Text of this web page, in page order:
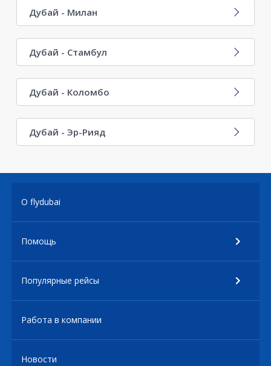
Дубай - Милан
Дубай - Стамбул
Дубай - Коломбо
Дубай - Эр-Рияд
О flydubai
Помощь
Популярные рейсы
Работа в компании
Новости